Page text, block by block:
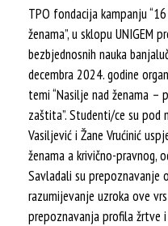
TPO fondacija kampanju
ženama”, u sklopu UNIGEM
bezbjednosnih nauka
decembra 2024. godine
temi “Nasilje nad ženama –
zaštita”. Studenti/ce su pod
Vasiljević i Žane Vrućinić
ženama a krivično-pravnog,
Savladali su prepoznavanje
razumijevanje uzroka ove
prepoznavanja profila žrtve